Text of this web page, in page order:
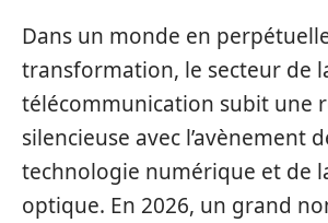
Dans un monde en
transformation, le secteur de
télécommunication subit une
silencieuse avec l’avènement
technologie numérique et de
optique. En 2026, un grand